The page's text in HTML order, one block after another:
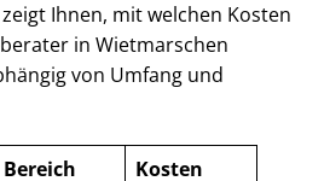
Ihnen, mit welchen Kosten
in Wietmarschen
von Umfang und
Bereich
Kosten